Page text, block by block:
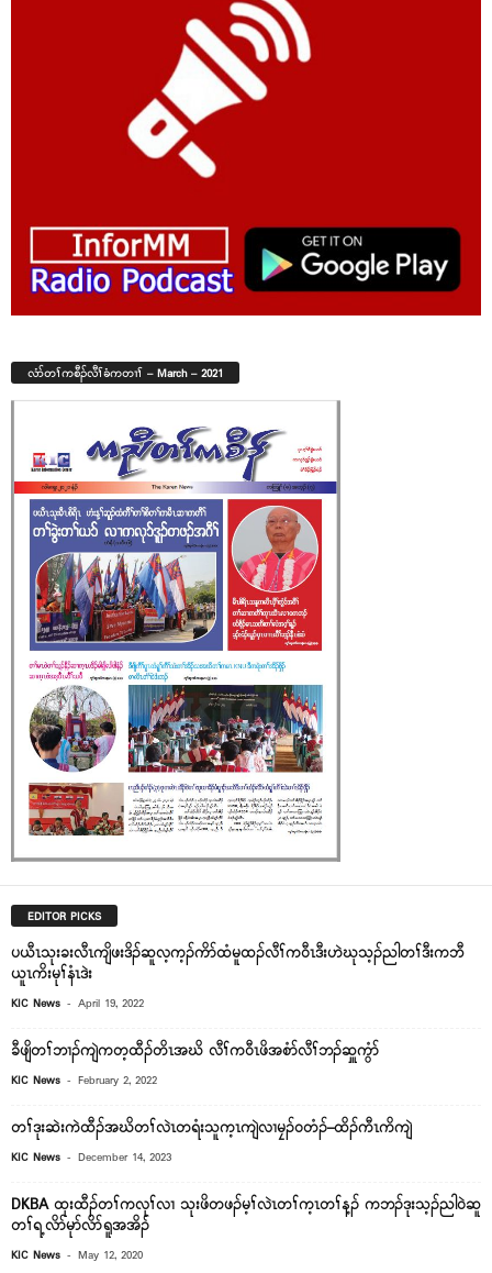
လံာ်တၢ်ကစီၣ်လီၢ်ခံကတၢၢ် – March – 2021
EDITOR PICKS
ပယီၤသုးခးလီၤကျိဖးဒိၣ်ဆူလ့က့ၣ်ကိာ်ထံမူထၣ်လီၢ်က၀ီၤဒီးဟဲဃုသ့ၣ်ညါတၢ်ဒီးကဘီ
ယူၤကိးမုၢ်နံၤဒဲး
KIC News - April 19, 2022
ခီဖျိတၢ်ဘၢၣ်ကျဲကတ့ထီၣ်တိၤအဃိ လီၢ်က၀ီၤဖိအစံာ်လီၢ်ဘၣ်ဆှူကွံာ်
KIC News - February 2, 2022
တၢ်ဒုးဆဲးကဲထီၣ်အဃိတၢ်လဲၤတရံးသူက့ၤကျဲလၢမၠၣ်၀တံၣ်–ထိၣ်ကီၤကိကျဲ
KIC News - December 14, 2023
DKBA ထုးထီၣ်တၢ်ကလုၢ်လၢ သုးဖိတဖၣ်မ့ၢ်လဲၤတၢ်က့ၤတၢ်န့ၣ် ကဘၣ်ဒုးသ့ၣ်ညါ၀ဲဆူ
တၢ်ရ့လိာ်မုာ်လိာ်ရူအအိၣ်
KIC News - May 12, 2020